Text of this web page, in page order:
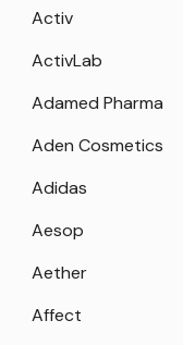
Activ
ActivLab
Adamed Pharma
Aden Cosmetics
Adidas
Aesop
Aether
Affect